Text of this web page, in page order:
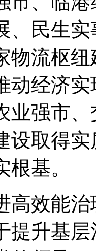
、民生
物流枢
动经济
业强市
设取得
根基。
效能治
提升基